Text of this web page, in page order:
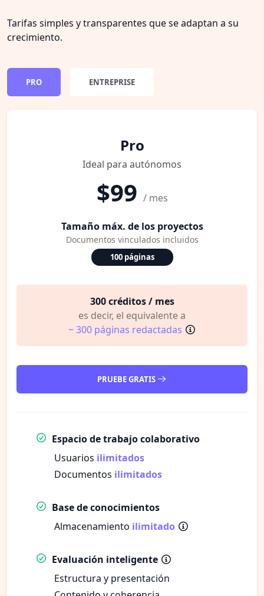
Tarifas simples y transparentes que se adaptan a su
crecimiento.
PRO ENTREPRISE
Pro
Ideal para autónomos
$99 / mes
Tamaño máx. de los proyectos
Documentos vinculados incluidos
100 páginas
300 créditos / mes
es decir, el equivalente a
~ 300 páginas redactadas
PRUEBE GRATIS
Espacio de trabajo colaborativo
Usuarios ilimitados
Documentos ilimitados
Base de conocimientos
Almacenamiento ilimitado
Evaluación inteligente
Estructura y presentación